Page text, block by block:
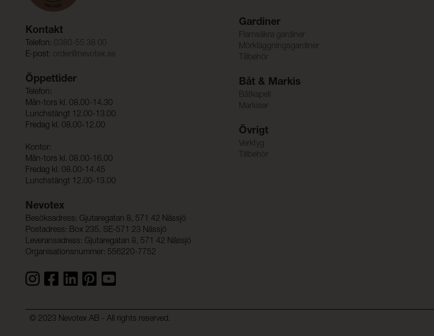
Kontakt
Telefon: 0380-55 38 00
E-post: order@nevotex.se
Öppettider
Telefon:
Mån-tors kl. 08.00-14.30
Lunchstängt 12.00-13.00
Fredag kl. 08.00-12.00
Kontor:
Mån-tors kl. 08.00-16.00
Fredag kl. 08.00-14.45
Lunchstängt 12.00-13.00
Nevotex
Besöksadress: Gjutaregatan 8, 571 42 Nässjö
Postadress: Box 235, SE-571 23 Nässjö
Leveransadress: Gjutaregatan 8, 571 42 Nässjö
Organisationsnummer: 556220-7752
Gardiner
Flamsäkra gardiner
Mörkläggningsgardiner
Tillbehör
Båt & Markis
Båtkapell
Markiser
Övrigt
Verktyg
Tillbehör
© 2023 Nevotex AB - All rights reserved.